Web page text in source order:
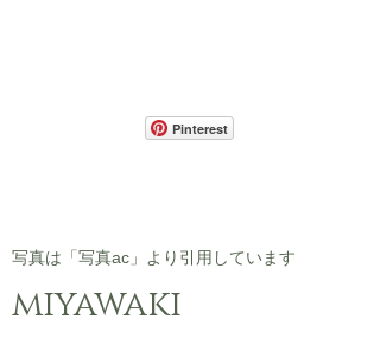
Pinterest
​写真は「写真ac」より引用しています
miyawaki